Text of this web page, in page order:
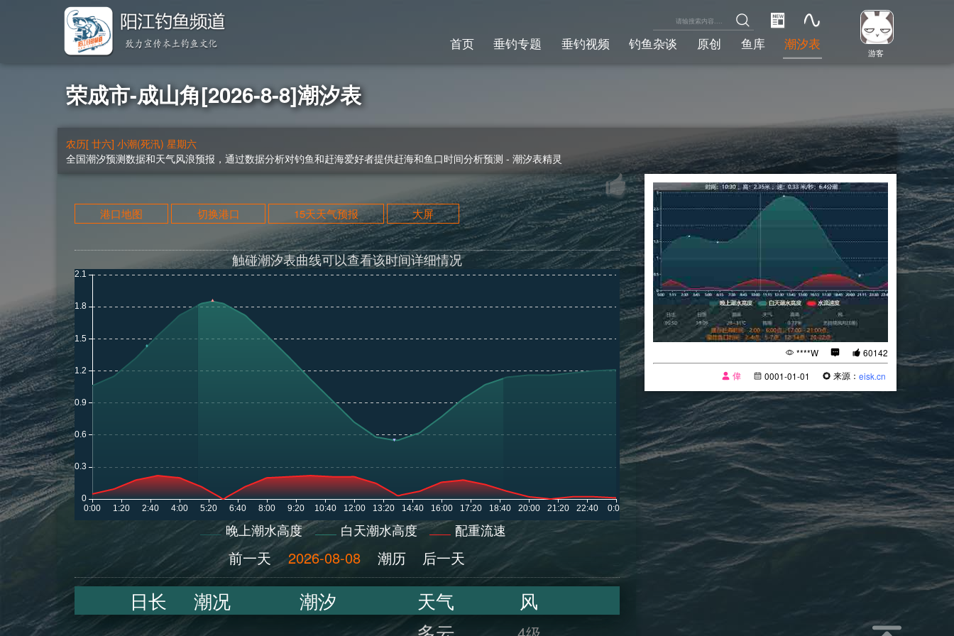
游客
首页 垂钓专题 垂钓视频 钓鱼杂谈 原创 鱼库 潮汐表
荣成市-成山角[2026-8-8]潮汐表
农历[ 廿六] 小潮(死汛) 星期六
全国潮汐预测数据和天气风浪预报，通过数据分析对钓鱼和赶海爱好者提供赶海和鱼口时间分析预测 - 潮汐表精灵
港口地图 切换港口 15天天气预报 大屏
触碰潮汐表曲线可以查看该时间详细情况
晚上潮水高度 白天潮水高度 配重流速
前一天 2026-08-08 潮历 后一天
日长 潮况 潮汐 天气 风
****W
60142
偉
0001-01-01 来源：eisk.cn